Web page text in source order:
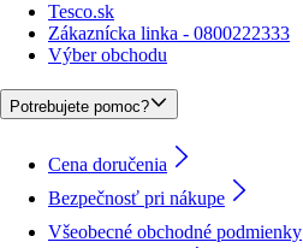
Tesco.sk
Zákaznícka linka - 0800222333
Výber obchodu
Potrebujete pomoc?
Cena doručenia
Bezpečnosť pri nákupe
Všeobecné obchodné podmienky